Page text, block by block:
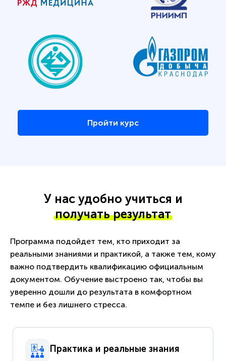
Пройти курс
У нас удобно учиться и
получать результат
Программа подойдет тем, кто приходит за
реальными знаниями и практикой, а также тем, кому
важно подтвердить квалификацию официальным
документом. Обучение выстроено так, чтобы вы
уверенно дошли до результата в комфортном
темпе и без лишнего стресса.
Практика и реальные знания